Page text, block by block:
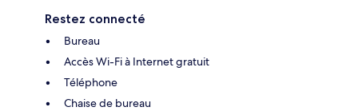
Restez connecté
Bureau
Accès Wi-Fi à Internet gratuit
Téléphone
Chaise de bureau